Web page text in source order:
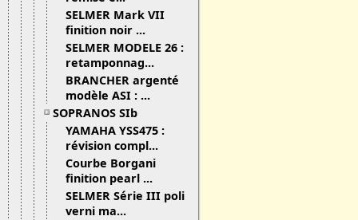
SELMER Mark VII
finition noir ...
SELMER MODELE 26 :
retamponnag...
BRANCHER argenté
modèle ASI : ...
SOPRANOS SIb
YAMAHA YSS475 :
révision compl...
Courbe Borgani
finition pearl ...
SELMER Série III poli
verni ma...